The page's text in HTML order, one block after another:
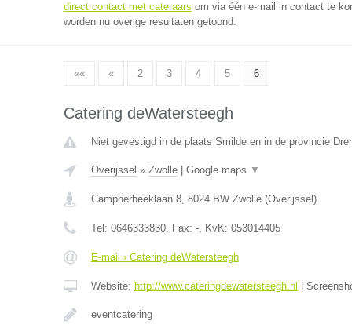
direct contact met cateraars om via één e-mail in contact te
worden nu overige resultaten getoond.
«« « 2 3 4 5 6
Catering deWatersteegh
Niet gevestigd in de plaats Smilde en in de provincie
Overijssel » Zwolle| Google maps ▼
Campherbeeklaan 8, 8024 BW Zwolle(Overijssel )
Tel: 0646333830, Fax: -, KvK: 053014405
E-mail › Catering deWatersteegh
Website: http://www.cateringdewatersteegh.nl
eventcatering